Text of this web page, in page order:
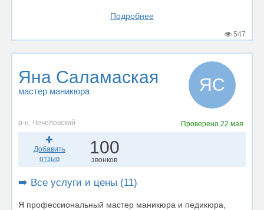
Подробнее
547
Яна Саламаская
мастер маникюра ЯС
р-н. Чечеловский Проверено22 мая
Добавить
отзыв
100
звонков
➡️ Все услуги и цены (11)
Я профессиональный мастер маникюра и педикюра,